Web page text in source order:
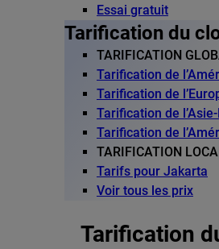
Essai gratuit
Tarification du
TARIFICATION
Tarification de
Tarification de
Tarification de
Tarification de
TARIFICATION
Tarifs pour Jakarta
Voir tous les prix
Tarification